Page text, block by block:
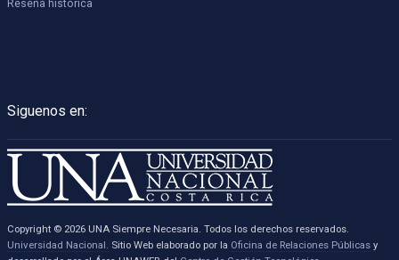
Siguenos en:
Copyright © 2026 UNA Siempre Necesaria. Todos los derechos reservados.
Universidad Nacional. Sitio Web elaborado por la Oficina de Relaciones Públicasy
Reseña histórica